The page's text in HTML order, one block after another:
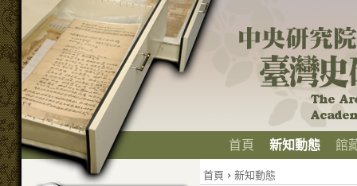
首頁 新知動態 館
首頁 › 新知動態